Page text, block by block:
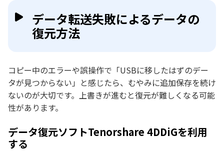
データ転送失敗によるデータの
復元方法
コピー中のエラーや誤操作で「USBに移したはずのデー
タが見つからない」と感じたら、むやみに追加保存を続け
ないのが大切です。上書きが進むと復元が難しくなる可能
性があります。
データ復元ソフトTenorshare 4DDiGを利用
する